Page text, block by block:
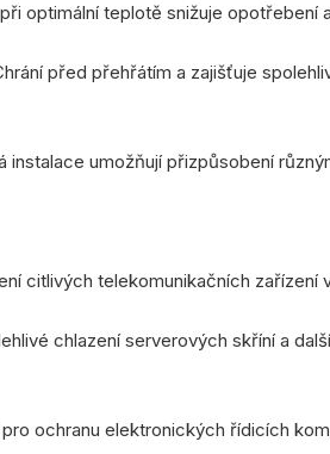
optimální teplotě snižuje opotřebení
před přehřátím a zajišťuje
instalace umožňují přizpůsobení
citlivých telekomunikačních zařízení
chlazení serverových skříní a
ochranu elektronických řídicích